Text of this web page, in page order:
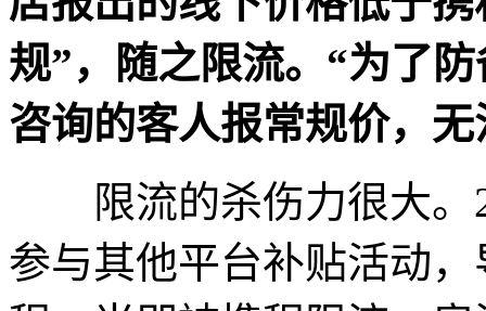
规”，随之限流。“为了
咨询的客人报常规价，
限流的杀伤力很大。
参与其他平台补贴活动